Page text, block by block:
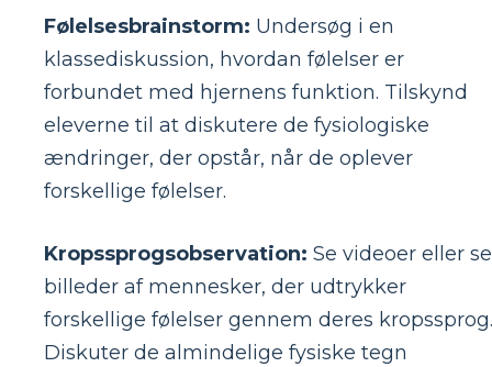
Følelsesbrainstorm: Undersøg i en
klassediskussion, hvordan følelser er
forbundet med hjernens funktion. Tilskynd
eleverne til at diskutere de fysiologiske
ændringer, der opstår, når de oplever
forskellige følelser.
Kropssprogsobservation: Se videoer eller se
billeder af mennesker, der udtrykker
forskellige følelser gennem deres kropssprog.
Diskuter de almindelige fysiske tegn